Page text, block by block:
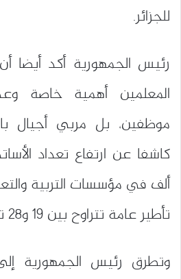
للجزائر.
رئيس الجمهورية أكد أيضا
المعلمين أهمية خاصة
موظفين، بل مربي أجيال
ألف في مؤسسات التربية
تأطير عامة تتراوح بين 19 و28 تلميذ لكل أستاذ.
وتطرق رئيس الجمهورية إلى